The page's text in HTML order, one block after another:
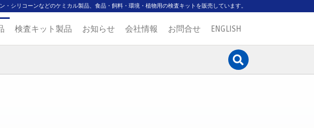
・シリコーンなどのケミカル製品、食品・飼料・環境・植物用の検査キットを販売しています。
検査キット製品 お知らせ 会社情報 お問合せ ENGLISH